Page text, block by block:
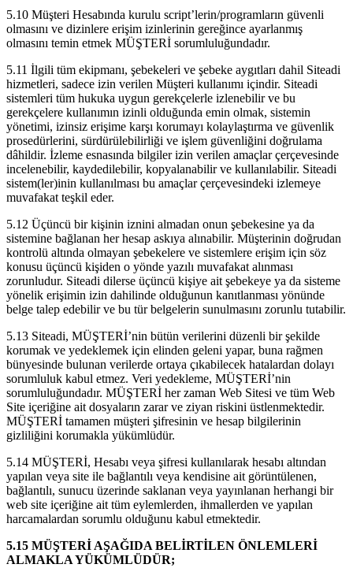
5.10 Müşteri Hesabında kurulu script’lerin/programların güvenli
olmasını ve dizinlere erişim izinlerinin gereğince ayarlanmış
olmasını temin etmek MÜŞTERİ sorumluluğundadır.
5.11 İlgili tüm ekipmanı, şebekeleri ve şebeke aygıtları dahil Siteadi
hizmetleri, sadece izin verilen Müşteri kullanımı içindir. Siteadi
sistemleri tüm hukuka uygun gerekçelerle izlenebilir ve bu
gerekçelere kullanımın izinli olduğunda emin olmak, sistemin
yönetimi, izinsiz erişime karşı korumayı kolaylaştırma ve güvenlik
prosedürlerini, sürdürülebilirliği ve işlem güvenliğini doğrulama
dâhildir. İzleme esnasında bilgiler izin verilen amaçlar çerçevesinde
incelenebilir, kaydedilebilir, kopyalanabilir ve kullanılabilir. Siteadi
sistem(ler)inin kullanılması bu amaçlar çerçevesindeki izlemeye
muvafakat teşkil eder.
5.12 Üçüncü bir kişinin iznini almadan onun şebekesine ya da
sistemine bağlanan her hesap askıya alınabilir. Müşterinin doğrudan
kontrolü altında olmayan şebekelere ve sistemlere erişim için söz
konusu üçüncü kişiden o yönde yazılı muvafakat alınması
zorunludur. Siteadi dilerse üçüncü kişiye ait şebekeye ya da sisteme
yönelik erişimin izin dahilinde olduğunun kanıtlanması yönünde
belge talep edebilir ve bu tür belgelerin sunulmasını zorunlu tutabilir.
5.13 Siteadi, MÜŞTERİ’nin bütün verilerini düzenli bir şekilde
korumak ve yedeklemek için elinden geleni yapar, buna rağmen
bünyesinde bulunan verilerde ortaya çıkabilecek hatalardan dolayı
sorumluluk kabul etmez. Veri yedekleme, MÜŞTERİ’nin
sorumluluğundadır. MÜŞTERİ her zaman Web Sitesi ve tüm Web
Site içeriğine ait dosyaların zarar ve ziyan riskini üstlenmektedir.
MÜŞTERİ tamamen müşteri şifresinin ve hesap bilgilerinin
gizliliğini korumakla yükümlüdür.
5.14 MÜŞTERİ, Hesabı veya şifresi kullanılarak hesabı altından
yapılan veya site ile bağlantılı veya kendisine ait görüntülenen,
bağlantılı, sunucu üzerinde saklanan veya yayınlanan herhangi bir
web site içeriğine ait tüm eylemlerden, ihmallerden ve yapılan
harcamalardan sorumlu olduğunu kabul etmektedir.
5.15 MÜŞTERİ AŞAĞIDA BELİRTİLEN ÖNLEMLERİ
ALMAKLA YÜKÜMLÜDÜR;